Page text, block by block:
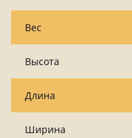
Вес
Высота
Длина
Ширина